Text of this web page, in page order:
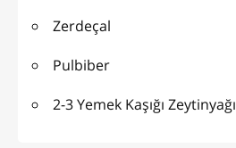
Zerdeçal
Pulbiber
2-3 Yemek Kaşığı Zeytinyağı